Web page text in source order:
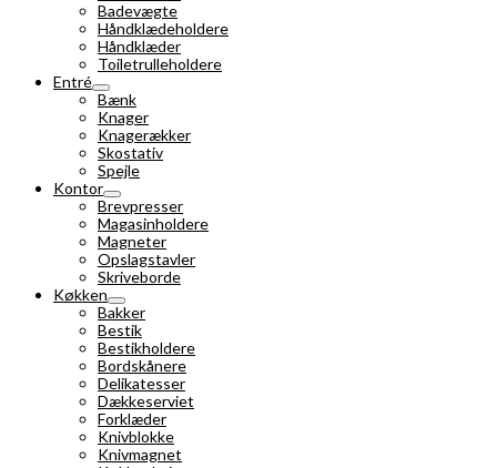
Badevægte
Håndklædeholdere
Håndklæder
Toiletrulleholdere
Entré
Bænk
Knager
Knagerækker
Skostativ
Spejle
Kontor
Brevpresser
Magasinholdere
Magneter
Opslagstavler
Skriveborde
Køkken
Bakker
Bestik
Bestikholdere
Bordskånere
Delikatesser
Dækkeserviet
Forklæder
Knivblokke
Knivmagnet